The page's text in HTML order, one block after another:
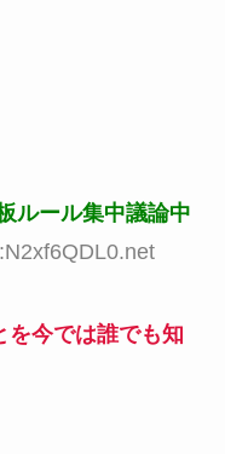
ルール集中議論中
を今では誰でも知